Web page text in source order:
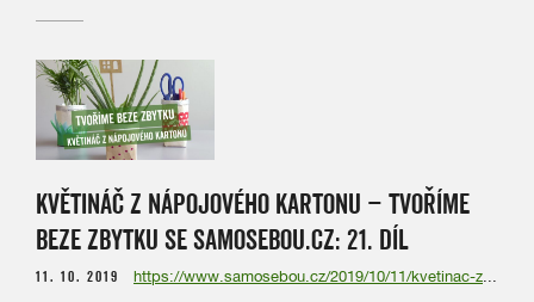
KVĚTINÁČ Z NÁPOJOVÉHO KARTONU – TVOŘÍME
BEZE ZBYTKU SE SAMOSEBOU.CZ: 21. DÍL
11. 10. 2019 https://www.samosebou.cz/2019/10/11/kvetinac-z-napojoveho-kartonu-tvorime-beze-zbytku-se-samosebou-cz-21-dil/